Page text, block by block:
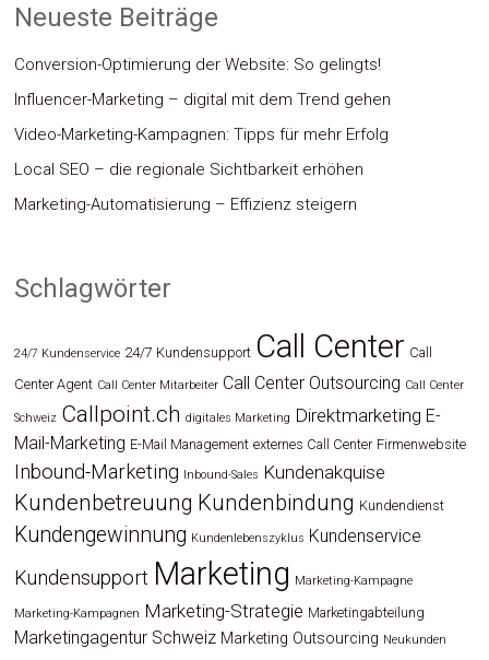
Neueste Beiträge
Conversion-Optimierung der Website: So gelingts!
Influencer-Marketing – digital mit dem Trend gehen
Video-Marketing-Kampagnen: Tipps für mehr Erfolg
Local SEO – die regionale Sichtbarkeit erhöhen
Marketing-Automatisierung – Effizienz steigern
Schlagwörter
24/7 Kundenservice 24/7 Kundensupport Call Center Call
Center Agent Call Center Mitarbeiter Call Center Outsourcing Call Center
Schweiz Callpoint.ch digitales Marketing Direktmarketing E-
Mail-Marketing E-Mail Management externes Call Center Firmenwebsite
Inbound-Marketing Inbound-Sales Kundenakquise
Kundenbetreuung Kundenbindung Kundendienst
Kundengewinnung Kundenlebenszyklus Kundenservice
Kundensupport Marketing Marketing-Kampagne
Marketing-Kampagnen Marketing-Strategie Marketingabteilung
Marketingagentur Schweiz Marketing Outsourcing Neukunden